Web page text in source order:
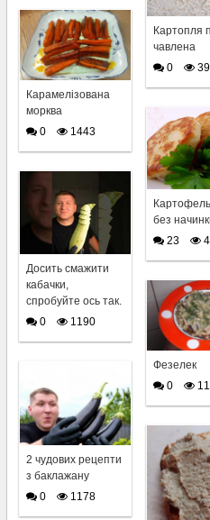
Картопля
чавлена
0
Карамелізована
морква
0
1443
без
23
Досить смажити
кабачки,
спробуйте ось так.
0
1190
Фезелек
0
2 чудових рецепти
з баклажану
0
1178